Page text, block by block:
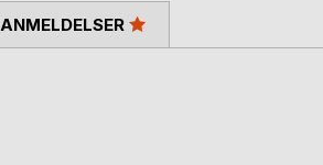
ANMELDELSER